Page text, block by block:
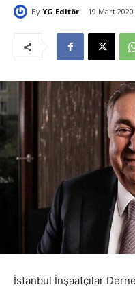
By YG Editör 19 Mart 2020
İstanbul İnşaatçılar